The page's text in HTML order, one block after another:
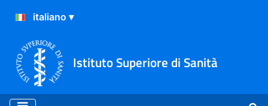
Istituto Superiore di Sanità